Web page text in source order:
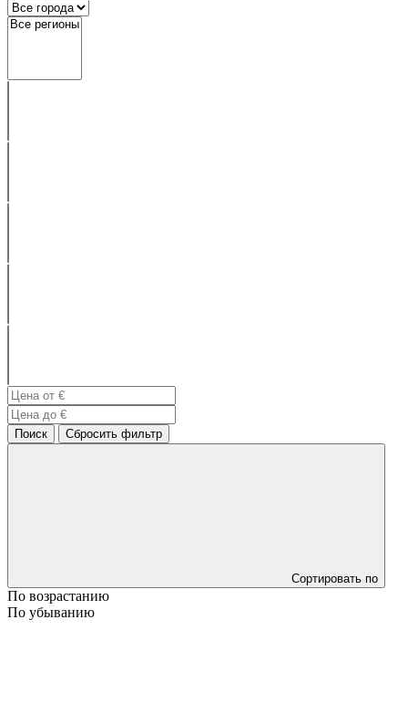
Поиск Сбросить фильтр
Сортировать по
По возрастанию
По убыванию